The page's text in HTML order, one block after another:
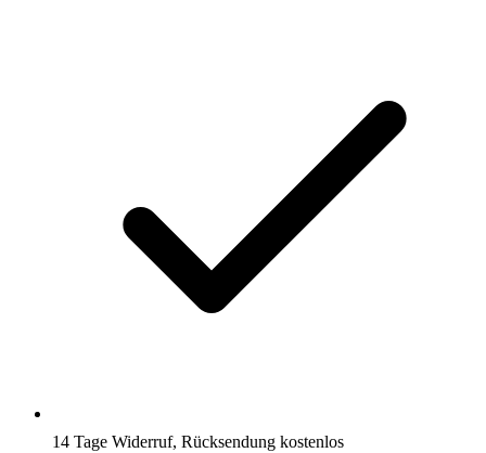
14 Tage Widerruf, Rücksendung kostenlos